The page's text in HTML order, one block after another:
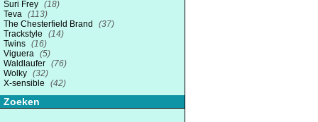
Suri Frey (18)
Teva (113)
The Chesterfield Brand
(37)
Trackstyle
(14)
Twins (16)
Viguera (5)
Waldlaufer (76)
Wolky (32)
X-sensible
(42)
Zoeken